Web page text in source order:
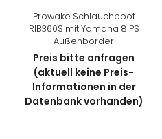
Prowake Schlauchboot
RIB360S mit Yamaha 8 PS
Außenborder
Preis bitte anfragen
(aktuell keine Preis-
Informationen in der
Datenbank vorhanden)